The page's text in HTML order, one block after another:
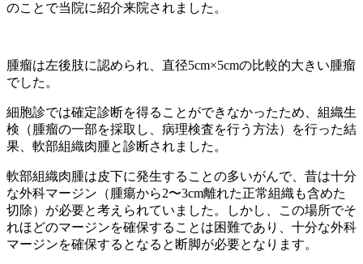
のことで当院に紹介来院されました。
腫瘤は左後肢に認められ、直径5cm×5cmの比較的大きい腫瘤
でした。
細胞診では確定診断を得ることができなかったため、組織生
検（腫瘤の一部を採取し、病理検査を行う方法）を行った結
果、軟部組織肉腫と診断されました。
軟部組織肉腫は皮下に発生することの多いがんで、昔は十分
な外科マージン（腫瘍から2〜3cm離れた正常組織も含めた
切除）が必要と考えられていました。しかし、この場所でそ
れほどのマージンを確保することは困難であり、十分な外科
マージンを確保するとなると断脚が必要となります。